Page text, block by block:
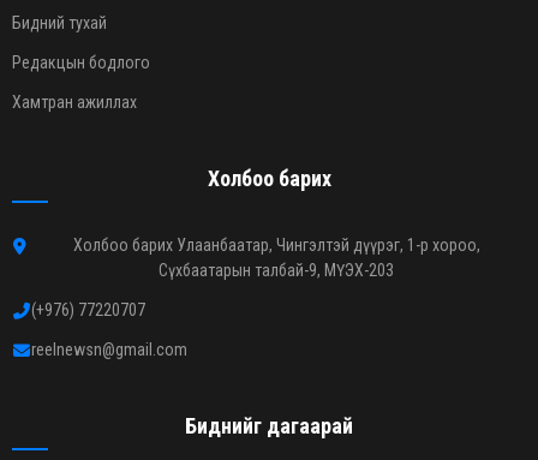
Бидний тухай
Редакцын бодлого
Хамтран ажиллах
Холбоо барих
Холбоо барих Улаанбаатар, Чингэлтэй дүүрэг, 1-р хороо,
Сүхбаатарын талбай-9, МҮЭХ-203
(+976) 77220707
reelnewsn@gmail.com
Биднийг дагаарай